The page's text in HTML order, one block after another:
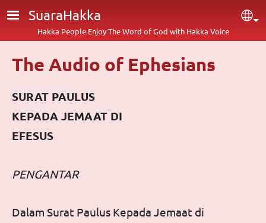
Skip to main content
SuaraHakka
Hakka People Enjoy The Word of God with Hakka Voice
The Audio of Ephesians
SURAT PAULUS
KEPADA JEMAAT DI
EFESUS
PENGANTAR
Dalam Surat Paulus Kepada Jemaat di